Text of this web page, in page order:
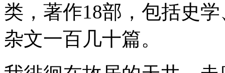
类，著作18部，包括史
杂文一百几十篇。